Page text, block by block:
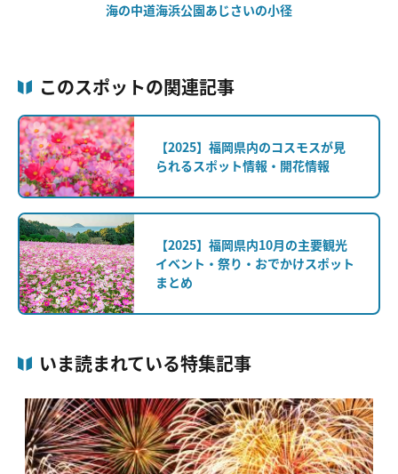
海の中道海浜公園あじさいの小径
このスポットの関連記事
【2025】福岡県内のコスモスが見
られるスポット情報・開花情報
【2025】福岡県内10月の主要観光
イベント・祭り・おでかけスポット
まとめ
いま読まれている特集記事